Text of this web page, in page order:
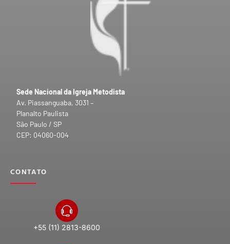
Sede Nacional da Igreja Metodista
Av. Piassanguaba, 3031 –
Planalto Paulista
São Paulo / SP
CEP: 04060-004
CONTATO
+55 (11) 2813-8600